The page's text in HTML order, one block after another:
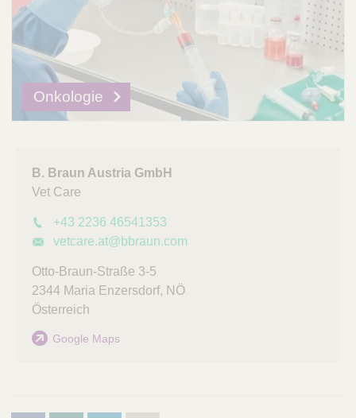
Onkologie
B. Braun Austria GmbH
Vet Care
+43 2236 46541353
vetcare.at@bbraun.com
Otto-Braun-Straße 3-5
2344 Maria Enzersdorf, NÖ
Österreich
Google Maps